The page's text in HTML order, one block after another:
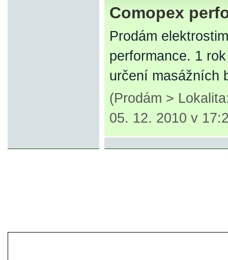
Comopex
Prodám
performance. 1
určení masážních
(Prodám >
05. 12. 2010 v